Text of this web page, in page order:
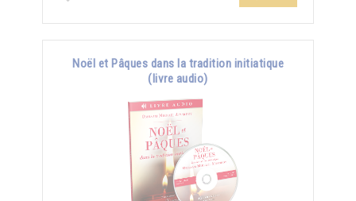
Noël et Pâques dans la tradition initiatique
(livre audio)